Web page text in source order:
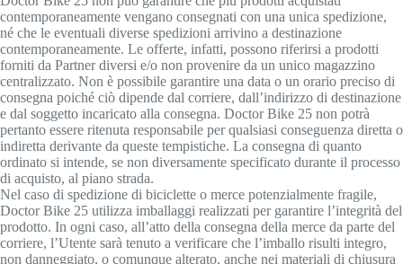
contemporaneamente vengano consegnati con una unica spedizione,
né che le eventuali diverse spedizioni arrivino a destinazione
contemporaneamente. Le offerte, infatti, possono riferirsi a prodotti
forniti da Partner diversi e/o non provenire da un unico magazzino
centralizzato. Non è possibile garantire una data o un orario preciso di
consegna poiché ciò dipende dal corriere, dall’indirizzo di destinazione
e dal soggetto incaricato alla consegna. Doctor Bike 25 non potrà
pertanto essere ritenuta responsabile per qualsiasi conseguenza diretta o
indiretta derivante da queste tempistiche. La consegna di quanto
ordinato si intende, se non diversamente specificato durante il processo
di acquisto, al piano strada.
Nel caso di spedizione di biciclette o merce potenzialmente fragile,
Doctor Bike 25 utilizza imballaggi realizzati per garantire l’integrità del
prodotto. In ogni caso, all’atto della consegna della merce da parte del
corriere, l’Utente sarà tenuto a verificare che l’imballo risulti integro,
non danneggiato, o comunque alterato, anche nei materiali di chiusura